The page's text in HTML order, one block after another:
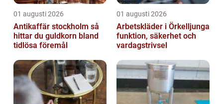
01 augusti 2026
Antikaffär stockholm så
hittar du guldkorn bland
tidlösa föremål
01 augusti 2026
Arbetskläder i Örkelljunga
funktion, säkerhet och
vardagstrivsel